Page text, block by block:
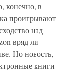
конечно, в
проигрывают
над
вряд ли
Но новость,
книги